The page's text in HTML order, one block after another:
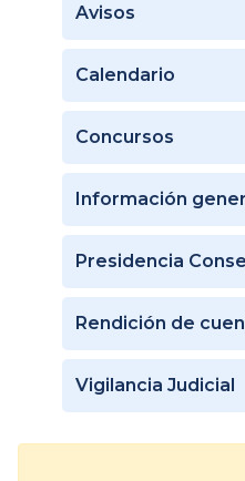
Avisos
Calendario
Concursos
Información
Presidencia
Rendición de
Vigilancia Judicial